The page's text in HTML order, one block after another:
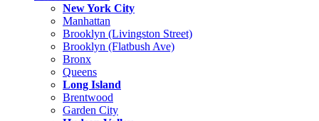
New York City
Manhattan
Brooklyn (Livingston Street)
Brooklyn (Flatbush Ave)
Bronx
Queens
Long Island
Brentwood
Garden City